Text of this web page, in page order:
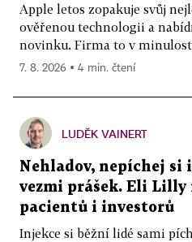
Apple letos zopakuje svůj
ověřenou technologii a
novinku. Firma to v
7. 8. 2026 ▪ 4 min. čtení
LUDĚK VAINERT
Nehladov, nepíchej si
vezmi prášek. Eli Lilly
pacientů i investorů
Injekce si běžní lidé sami